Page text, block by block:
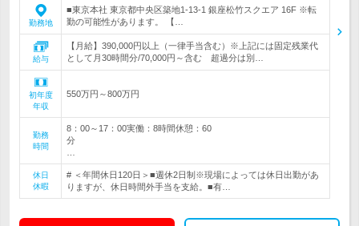
勤務地
■東京本社 東京都中央区築地1-13-1 銀座松竹スクエア 16F ※転
勤の可能性があります。 【…
給与
【月給】390,000円以上（一律手当含む）※上記には固定残業代
として月30時間分/70,000円～含む 超過分は別…
初年度
年収
550万円～800万円
勤務
時間
8：00～17：00実働：8時間休憩：60
分
休日
休暇
# ＜年間休日120日＞■週休2日制※現場によっては休日出勤があ
りますが、休日時間外手当を支給。■有…